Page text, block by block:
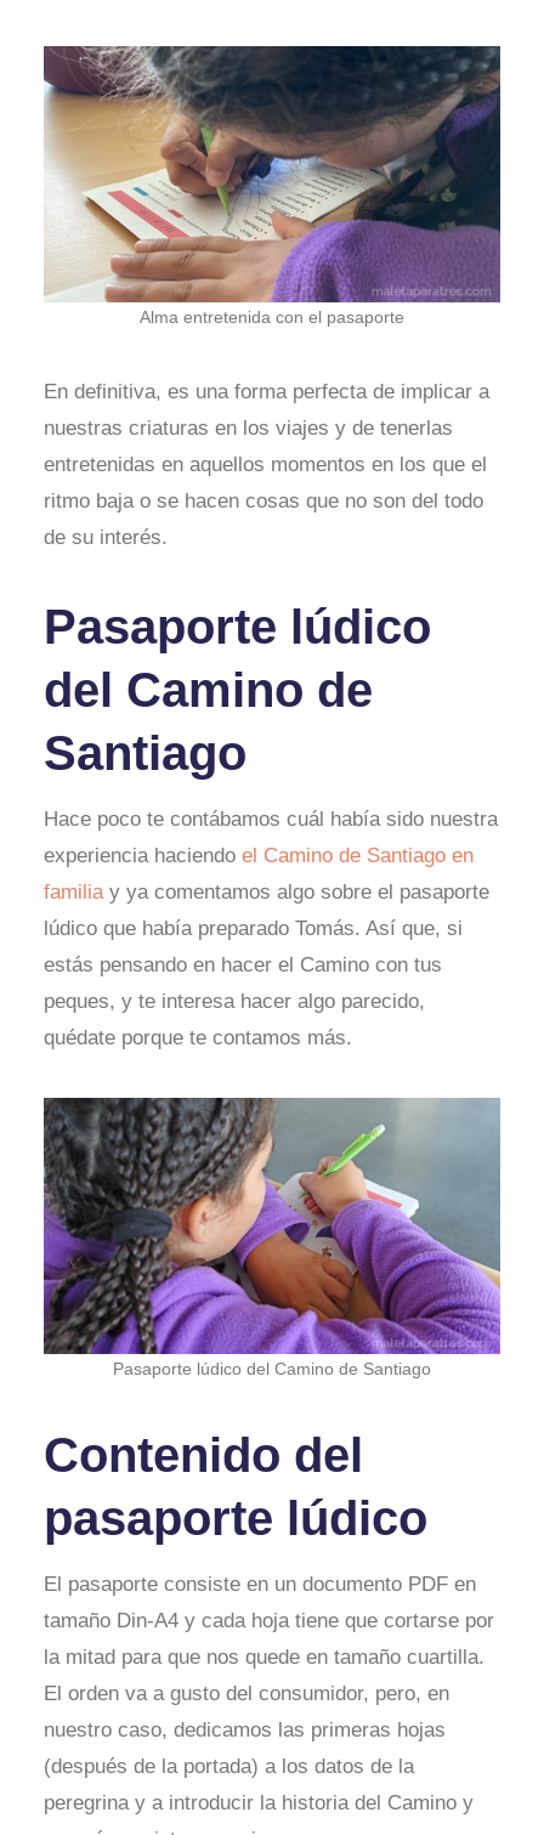
Alma entretenida con el pasaporte
En definitiva, es una forma perfecta de implicar a
nuestras criaturas en los viajes y de tenerlas
entretenidas en aquellos momentos en los que el
ritmo baja o se hacen cosas que no son del todo
de su interés.
Pasaporte lúdico
del Camino de
Santiago
Hace poco te contábamos cuál había sido nuestra
experiencia haciendo el Camino de Santiago en
familiay ya comentamos algo sobre el pasaporte
lúdico que había preparado Tomás. Así que, si
estás pensando en hacer el Camino con tus
peques, y te interesa hacer algo parecido,
quédate porque te contamos más.
Pasaporte lúdico del Camino de Santiago
Contenido del
pasaporte lúdico
El pasaporte consiste en un documento PDF en
tamaño Din-A4 y cada hoja tiene que cortarse por
la mitad para que nos quede en tamaño cuartilla.
El orden va a gusto del consumidor, pero, en
nuestro caso, dedicamos las primeras hojas
(después de la portada) a los datos de la
peregrina y a introducir la historia del Camino y